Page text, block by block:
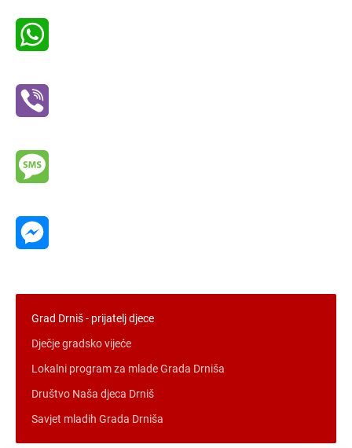
Grad Drniš - prijatelj djece
Dječje gradsko vijeće
Lokalni program za mlade Grada Drniša
Društvo Naša djeca Drniš
Savjet mladih Grada Drniša